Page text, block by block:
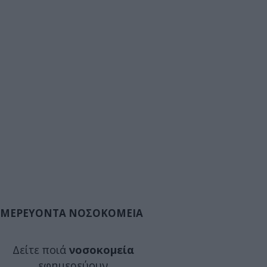
ΝΟΣΟΚΟΜΕΙΑ
Δείτε ποιά νοσοκομεία